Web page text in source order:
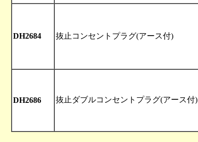
DH2684 抜止コンセントプラグ(アース付)
DH2686 抜止ダブルコンセントプラグ(アース付)